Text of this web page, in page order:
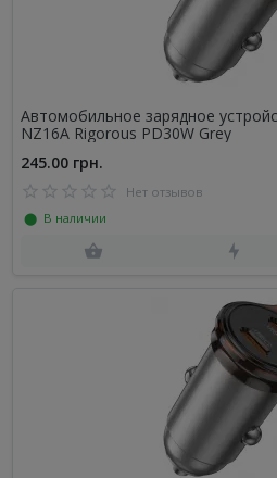
Автомобильное зарядное
NZ16A Rigorous PD30W Grey
245.00 грн.
Нет отзывов
⬤ В наличии